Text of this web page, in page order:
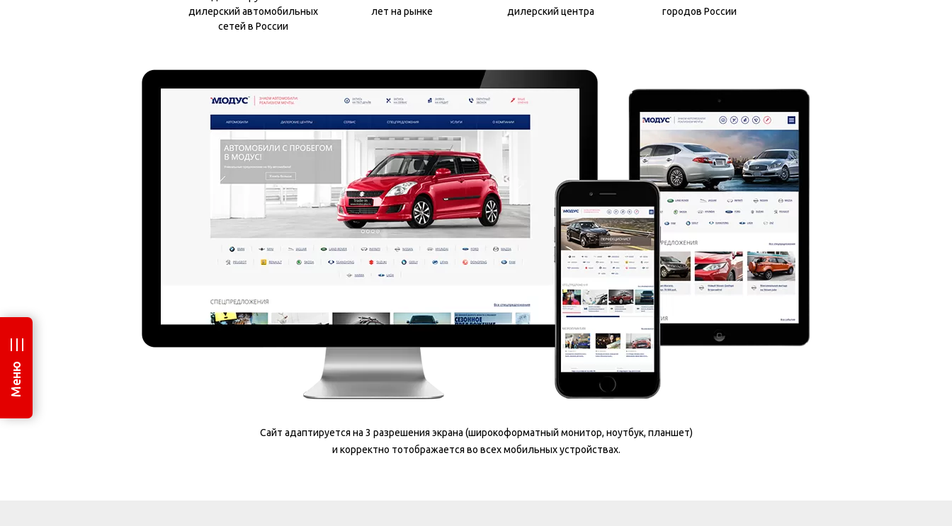
Меню
дилерский автомобильных
сетей в России
лет на рынке дилерский центра городов России
Сайт адаптируется на 3 разрешения экрана (широкоформатный монитор, ноутбук, планшет)
и корректно тотображается во всех мобильных устройствах.